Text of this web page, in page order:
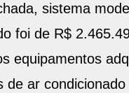
sistema
foi de R$
equipamentos
ar